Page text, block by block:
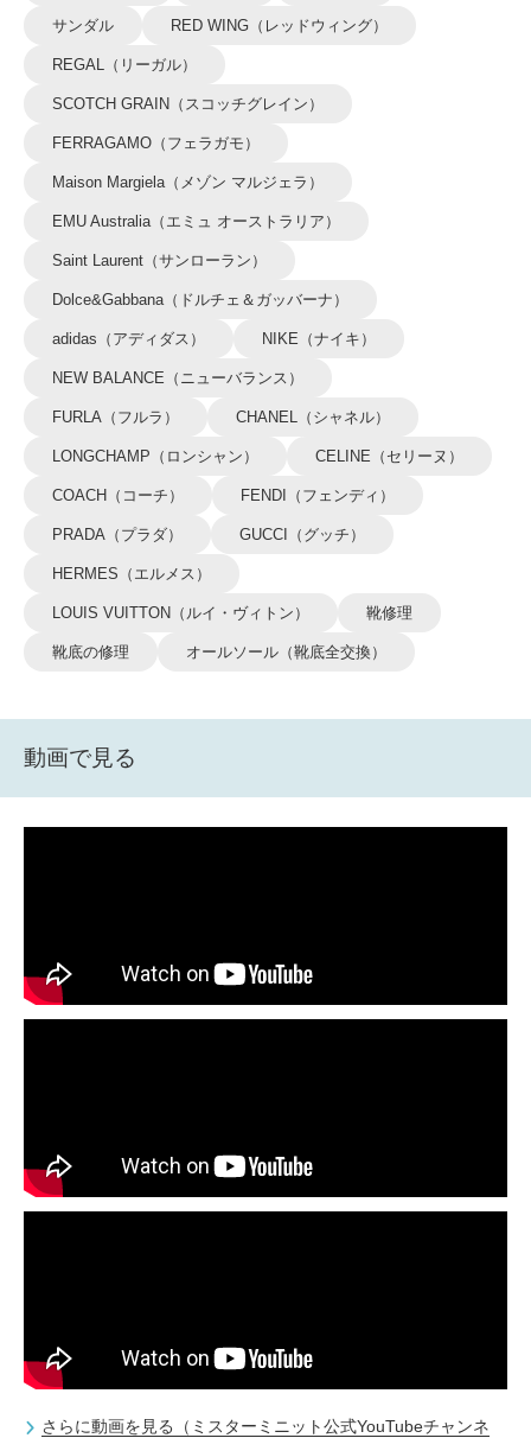
サンダル RED WING（レッドウィング）
REGAL（リーガル）
SCOTCH GRAIN（スコッチグレイン）
FERRAGAMO（フェラガモ）
Maison Margiela（メゾン マルジェラ）
EMU Australia（エミュ オーストラリア）
Saint Laurent（サンローラン）
Dolce&Gabbana（ドルチェ＆ガッバーナ）
adidas（アディダス） NIKE（ナイキ）
NEW BALANCE（ニューバランス）
FURLA（フルラ） CHANEL（シャネル）
LONGCHAMP（ロンシャン） CELINE（セリーヌ）
COACH（コーチ） FENDI（フェンディ）
PRADA（プラダ） GUCCI（グッチ）
HERMES（エルメス）
LOUIS VUITTON（ルイ・ヴィトン） 靴修理
靴底の修理 オールソール（靴底全交換）
動画で見る
さらに動画を見る（ミスターミニット公式YouTubeチャンネ